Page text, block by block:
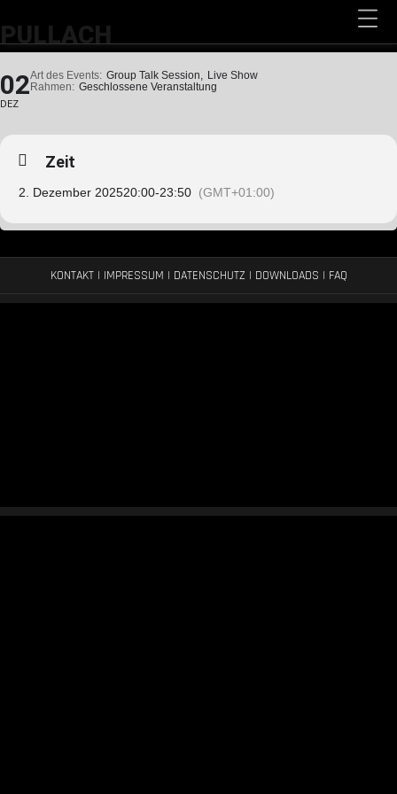
PULLACH
02
DEZ
Art des Events: Group Talk Session, Live Show
Rahmen: Geschlossene Veranstaltung
Zeit
2. Dezember 202520:00-23:50 (GMT+01:00)
KONTAKT| IMPRESSUM | DATENSCHUTZ | DOWNLOADS | FAQ